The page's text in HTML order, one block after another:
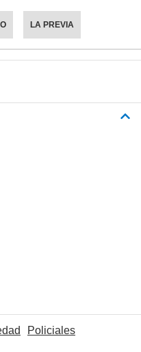
LA PREVIA
Policiales